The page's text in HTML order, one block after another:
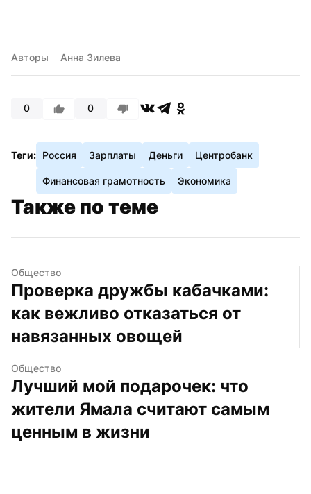
Авторы Анна Зилева
0 0
Теги: Россия Зарплаты Деньги Центробанк
Финансовая грамотность Экономика
Также по теме
Общество
Проверка дружбы кабачками:
как вежливо отказаться от
навязанных овощей
Общество
Лучший мой подарочек: что
жители Ямала считают самым
ценным в жизни